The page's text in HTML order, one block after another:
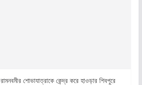
রামনবমীর শোভাযাত্রাকে কেন্দ্র করে হাওড়ার শিবপুরে